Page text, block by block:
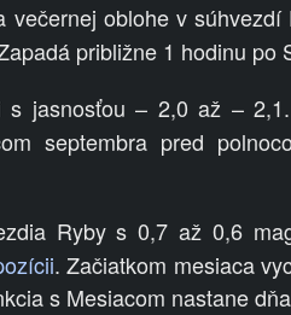
oblohe v
približne 1 hodinu po
jasnosťou – 2,0 až –
septembra pred
Ryby s 0,7 až 0,6
. Začiatkom mesiaca
s Mesiacom nastane